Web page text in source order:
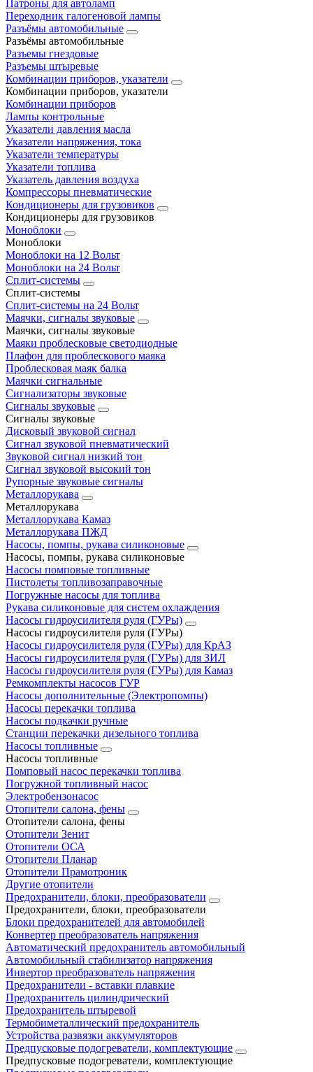
Патроны для автоламп
Переходник галогеновой лампы
Разъёмы автомобильные
Разъёмы автомобильные
Разъемы гнездовые
Разъемы штыревые
Комбинации приборов, указатели
Комбинации приборов, указатели
Комбинации приборов
Лампы контрольные
Указатели давления масла
Указатели напряжения, тока
Указатели температуры
Указатели топлива
Указатель давления воздуха
Компрессоры пневматические
Кондиционеры для грузовиков
Кондиционеры для грузовиков
Моноблоки
Моноблоки
Моноблоки на 12 Вольт
Моноблоки на 24 Вольт
Сплит-системы
Сплит-системы
Сплит‑системы на 24 Вольт
Маячки, сигналы звуковые
Маячки, сигналы звуковые
Маяки проблесковые светодиодные
Плафон для проблескового маяка
Проблесковая маяк балка
Маячки сигнальные
Сигнализаторы звуковые
Сигналы звуковые
Сигналы звуковые
Дисковый звуковой сигнал
Сигнал звуковой пневматический
Звуковой сигнал низкий тон
Сигнал звуковой высокий тон
Рупорные звуковые сигналы
Металлорукава
Металлорукава
Металлорукава Камаз
Металлорукава ПЖД
Насосы, помпы, рукава силиконовые
Насосы, помпы, рукава силиконовые
Насосы помповые топливные
Пистолеты топливозаправочные
Погружные насосы для топлива
Рукава силиконовые для систем охлаждения
Насосы гидроусилителя руля (ГУРы)
Насосы гидроусилителя руля (ГУРы)
Насосы гидроусилителя руля (ГУРы) для КрАЗ
Насосы гидроусилителя руля (ГУРы) для ЗИЛ
Насосы гидроусилителя руля (ГУРы) для Камаз
Ремкомплекты насосов ГУР
Насосы дополнительные (Электропомпы)
Насосы перекачки топлива
Насосы подкачки ручные
Станции перекачки дизельного топлива
Насосы топливные
Насосы топливные
Помповый насос перекачки топлива
Погружной топливный насос
Электробензонасос
Отопители салона, фены
Отопители салона, фены
Отопители Зенит
Отопители ОСА
Отопители Планар
Отопители Прамотроник
Другие отопители
Предохранители, блоки, преобразователи
Предохранители, блоки, преобразователи
Блоки предохранителей для автомобилей
Конвертер преобразователь напряжения
Автоматический предохранитель автомобильный
Автомобильный стабилизатор напряжения
Инвертор преобразователь напряжения
Предохранители - вставки плавкие
Предохранитель цилиндрический
Предохранитель штыревой
Термобиметаллический предохранитель
Устройства развязки аккумуляторов
Предпусковые подогреватели, комплектующие
Предпусковые подогреватели, комплектующие